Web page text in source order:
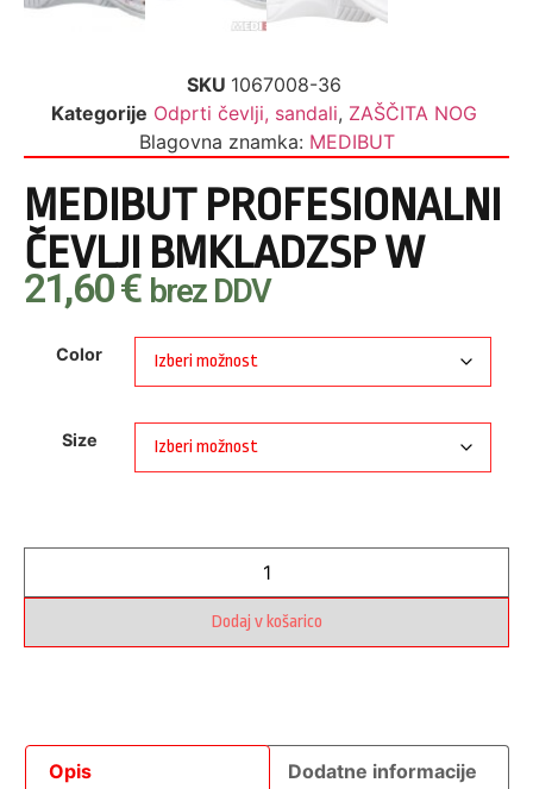
SKU 1067008-36
Kategorije Odprti čevlji, sandali, ZAŠČITA NOG
Blagovna znamka: MEDIBUT
MEDIBUT PROFESIONALNI
ČEVLJI BMKLADZSP W
21,60€ brez DDV
Color
Size
Dodaj v košarico
Opis Dodatne informacije